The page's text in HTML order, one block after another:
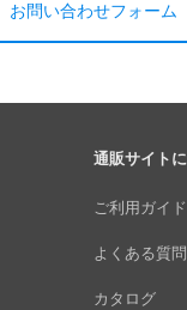
お問い合わせフォーム
通販サイト
ご利用ガイド
よくある質問
カタログ